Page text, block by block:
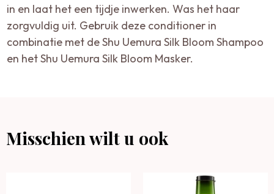
in en laat het een tijdje inwerken. Was het haar
zorgvuldig uit. Gebruik deze conditioner in
combinatie met de Shu Uemura Silk Bloom Shampoo
en het Shu Uemura Silk Bloom Masker.
Misschien wilt u ook